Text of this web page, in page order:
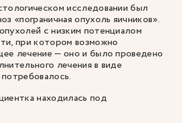
исследовании был
«пограничная опухоль яичников».
с низким потенциалом
при котором возможно
лечение — оно и было проведено
лечения в виде
находилась под